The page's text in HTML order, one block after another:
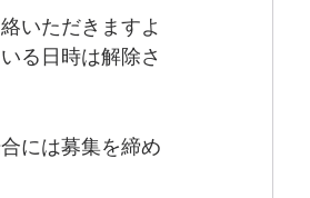
いただきますよ
る日時は解除さ
には募集を締め